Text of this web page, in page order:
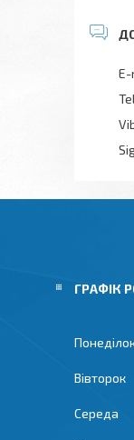
ГРАФІК
Вівторок
Середа